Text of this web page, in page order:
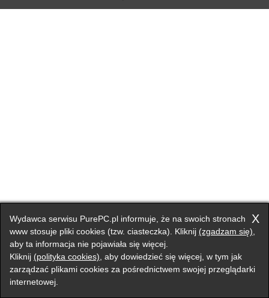
X
Wydawca serwisu PurePC.pl informuje, że na swoich stronach
www stosuje pliki cookies (tzw. ciasteczka). Kliknij (zgadzam się)
aby ta informacja nie pojawiała się więcej.
Kliknij (polityka cookies) , aby dowiedzieć się więcej, w tym jak
zarządzać plikami cookies za pośrednictwem swojej przeglądarki
internetowej.